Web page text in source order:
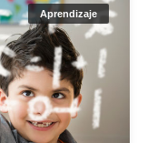
Aprendizaje